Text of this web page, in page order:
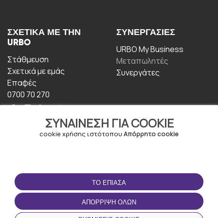
ΣΥΝΑΊΝΕΣΗ ΓΙΑ COOKIE
cookie χρήσης ιστότοπου Απόρρητο cookie
ΤΟ ΈΠΙΑΣΑ
ΑΠΌΡΡΙΨΗ ΌΛΩΝ
ΣΧΕΤΙΚΆ ΜΕ ΤΗΝ
URBO
Στάθμευση
Σχετικά με εμάς
Επαφές
0700 70 270
ΣΥΝΕΡΓΑΣΊΕΣ
URBO My Business
Μεταπωλητές
Συνεργάτες
ΟΡΟΙ ΧΡΉΣΗΣ
Οροι και Προϋποθέσεις
Πολιτική απορρήτου
ΚΑΤΕΒΆΣΤΕ ΤΗΝ
ΕΦΑΡΜΟΓΉ